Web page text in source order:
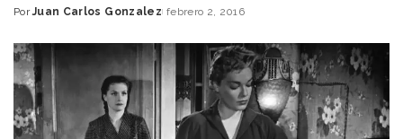
Posted
Por Juan Carlos Gonzalez febrero 2, 2016